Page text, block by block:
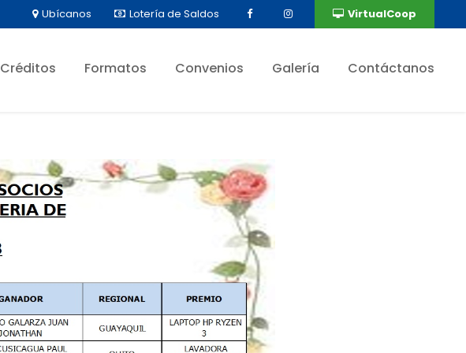
Ubícanos Lotería de Saldos VirtualCoop
Créditos Formatos Convenios Galería Contáctanos